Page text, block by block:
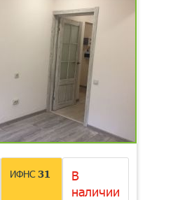
ИФНС31
В
наличии